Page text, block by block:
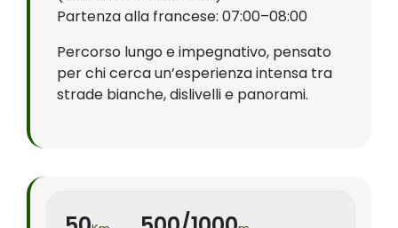
Partenza alla francese: 07:00–08:00
Percorso lungo e impegnativo, pensato
per chi cerca un’esperienza intensa tra
strade bianche, dislivelli e panorami.